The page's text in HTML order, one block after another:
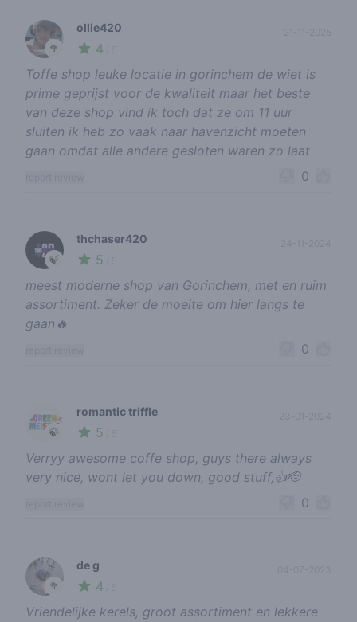
🥦
ollie420
4
Toffe shop leuke locatie in gorinchem de wiet is
prime geprijst voor de kwaliteit maar het beste
van deze shop vind ik toch dat ze om 11 uur
sluiten ik heb zo vaak naar havenzicht moeten
gaan omdat alle andere gesloten waren zo laat
0
🍃
thchaser420
5
meest moderne shop van Gorinchem, met en ruim
assortiment. Zeker de moeite om hier langs te
gaan🔥
0
🍃
romantic triffle
5
23-01-2024
Verryy awesome coffe shop, guys there always
very nice, wont let you down, good stuff,👍🫡
0
🥦
de g
4
04-07-2023
Vriendelijke kerels, groot assortiment en lekkere